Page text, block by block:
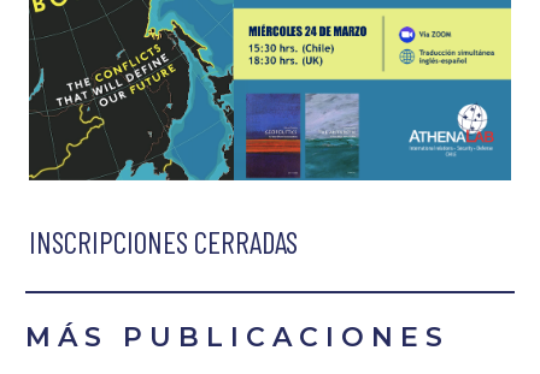
INSCRIPCIONES CERRADAS
MÁS PUBLICACIONES